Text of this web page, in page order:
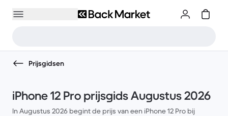
Prijsgidsen
iPhone 12 Pro prijsgids Augustus 2026
In Augustus 2026 begint de prijs van een iPhone 12 Pro bij